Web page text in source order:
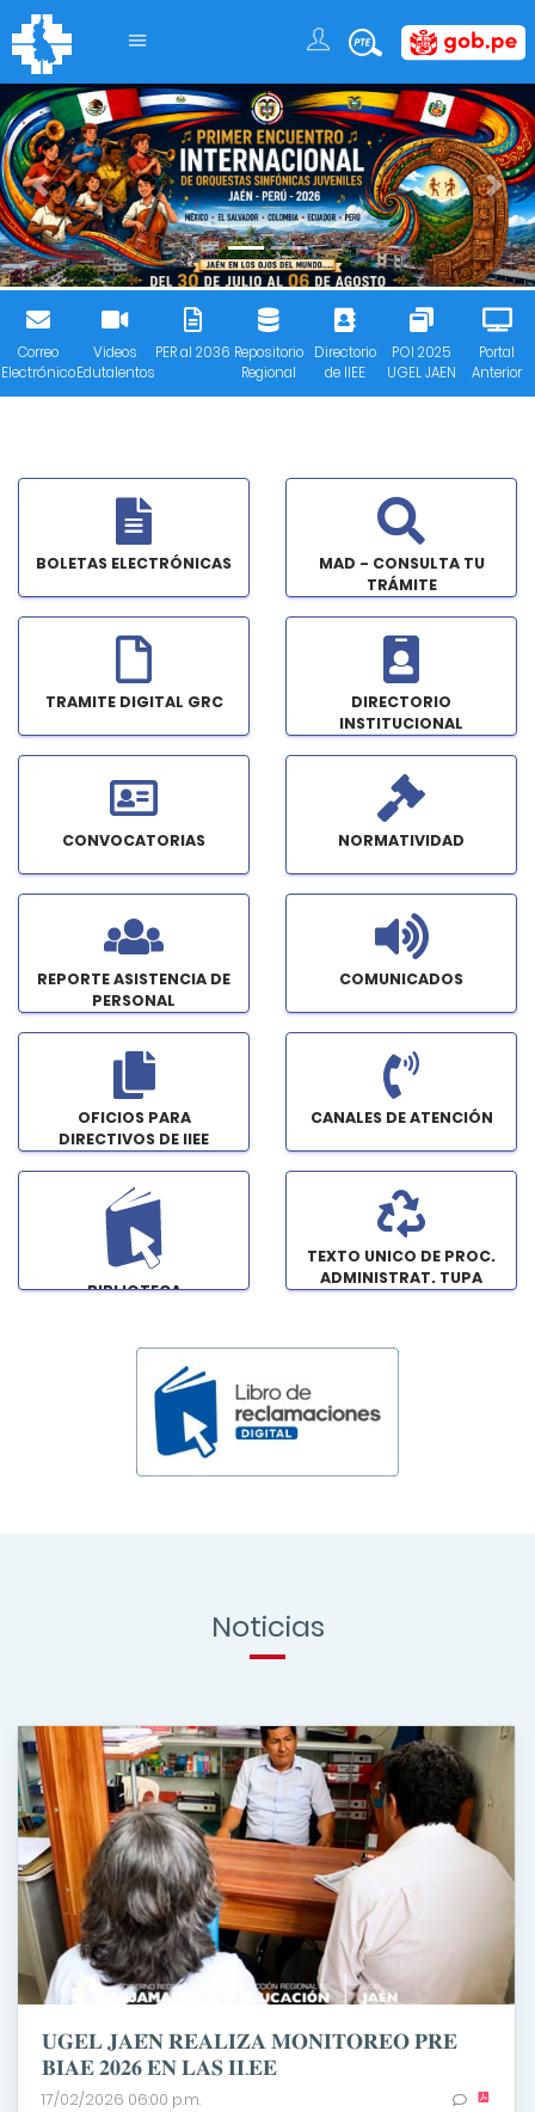
Previous Next
Correo
Electrónico
Videos
Edutalentos
PER al 2036 Repositorio
Regional
Directorio
de IIEE
POI 2025
UGEL JAEN
Portal
Anterior
BOLETAS ELECTRÓNICAS
MAD - CONSULTA TU
TRÁMITE
TRAMITE DIGITAL GRC
DIRECTORIO
INSTITUCIONAL
CONVOCATORIAS NORMATIVIDAD
REPORTE ASISTENCIA DE
PERSONAL
COMUNICADOS
OFICIOS PARA
DIRECTIVOS DE IIEE
CANALES DE ATENCIÓN
BIBLIOTECA
TEXTO UNICO DE PROC.
ADMINISTRAT. TUPA
Noticias
𝐔𝐆𝐄𝐋 𝐉𝐀𝐄́𝐍 𝐑𝐄𝐀𝐋𝐈𝐙𝐀 𝐌𝐎𝐍𝐈𝐓𝐎𝐑𝐄𝐎 𝐏𝐑𝐄
𝐁𝐈𝐀𝐄 𝟐𝟎𝟐𝟔 𝐄𝐍 𝐋𝐀𝐒 𝐈𝐈.𝐄𝐄
17/02/2026 06:00 p.m.